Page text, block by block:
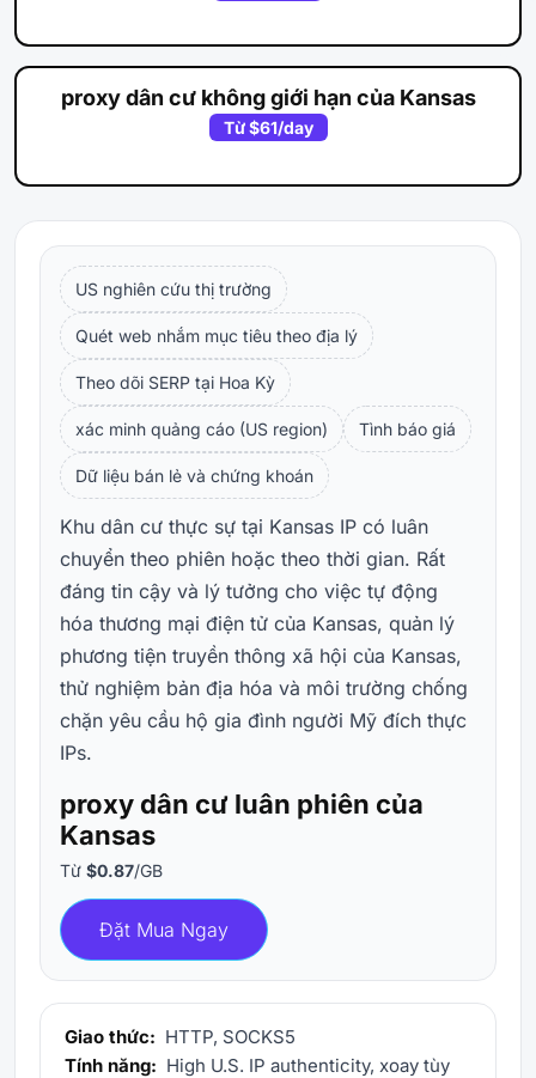
proxy dân cư không giới hạn của Kansas
Từ$61/day
US nghiên cứu thị trường
Quét web nhắm mục tiêu theo địa lý
Theo dõi SERP tại Hoa Kỳ
xác minh quảng cáo (US region) Tình báo giá
Dữ liệu bán lẻ và chứng khoán
Khu dân cư thực sự tại Kansas IP có luân
chuyển theo phiên hoặc theo thời gian. Rất
đáng tin cậy và lý tưởng cho việc tự động
hóa thương mại điện tử của Kansas, quản lý
phương tiện truyền thông xã hội của Kansas,
thử nghiệm bản địa hóa và môi trường chống
chặn yêu cầu hộ gia đình người Mỹ đích thực
IPs.
proxy dân cư luân phiên của
Kansas
Từ $0.87/GB
Đặt Mua Ngay
Giao thức: HTTP, SOCKS5
Tính năng: High U.S. IP authenticity, xoay tùy